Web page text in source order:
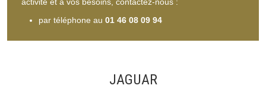
par téléphone au 01 46 08 09 94
JAGUAR